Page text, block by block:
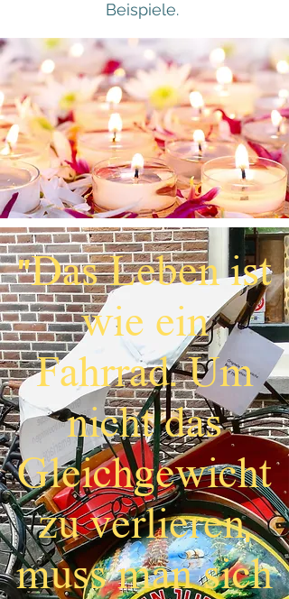
Beispiele.
"Das Leben ist
wie ein
Fahrrad. Um
nicht das
Gleichgewicht
zu verlieren,
muss man sich